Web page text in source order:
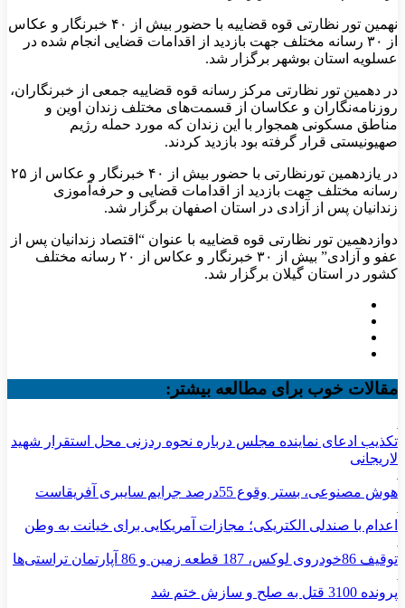
نهمین تور نظارتی قوه قضاییه با حضور بیش از ۴۰ خبرنگار و عکاس
از ۳۰ رسانه مختلف جهت بازدید از اقدامات قضایی انجام شده در
عسلویه استان بوشهر برگزار شد.
در دهمین تور نظارتی مرکز رسانه قوه قضاییه جمعی از خبرنگاران،
روزنامه‌نگاران و عکاسان از قسمت‌های مختلف زندان اوین و
مناطق مسکونی همجوار با این زندان که مورد حمله رژیم
صهیونیستی قرار گرفته بود بازدید کردند.
در یازدهمین تورنظارتی با حضور بیش از ۴۰ خبرنگار و عکاس از ۲۵
رسانه مختلف جهت بازدید از اقدامات قضایی و حرفه‌آموزی
زندانیان پس از آزادی در استان اصفهان برگزار شد.
دوازدهمین تور نظارتی قوه قضاییه با عنوان “اقتصاد زندانیان پس از
عفو و آزادی” بیش از ۳۰ خبرنگار و عکاس از ۲۰ رسانه مختلف
کشور در استان گیلان برگزار شد.
مقالات خوب برای مطالعه بیشتر:
تکذیب ادعای نماینده مجلس درباره نحوه ردزنی محل استقرار شهید
لاریجانی
هوش مصنوعی، بستر وقوع 55درصد جرایم سایبری آفریقاست
اعدام با صندلی الکتریکی؛ مجازات آمریکایی برای خیانت به وطن
توقیف 86خودروی لوکس، 187 قطعه زمین و 86 آپارتمان تراستی‌ها
پرونده 3100 قتل به صلح و سازش ختم شد